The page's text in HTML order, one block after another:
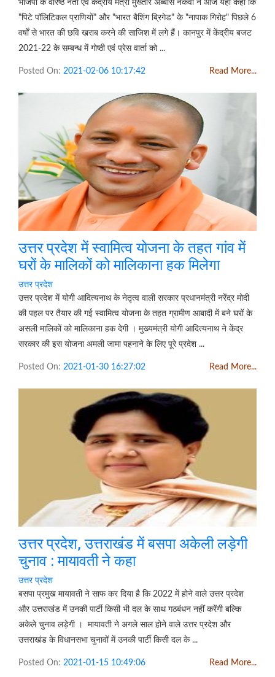
भाजपा के वरिष्ठ नेता एवं केंद्रीय मंत्री मुख्तार अब्बास नकवी ने आज यहाँ कहा कि
"पिटे पॉलिटिकल प्राणियों" और "भारत बैशिंग ब्रिगेड" के "नापाक गिरोह" पिछले 6
वर्षों से भारत की छवि खराब करने की साजिश में लगे हैं। कानपुर में केंद्रीय बजट
2021-22 के सम्बन्ध में गोष्ठी एवं प्रेस वार्ता को ...
Posted On: 2021-02-06 10:17:42 Read More...
उत्तर प्रदेश में स्वामित्व योजना के तहत गांव में
घरों के मालिकों को मालिकाना हक मिलेगा
उत्तर प्रदेश
उत्तर प्रदेश में योगी आदित्यनाथ के नेतृत्व वाली सरकार प्रधानमंत्री नरेंद्र मोदी
की पहल पर तैयार की गई स्वामित्व योजना के तहत ग्रामीण आबादी में बने घरों के
असली मालिकों को मालिकाना हक देगी । मुख्यमंत्री योगी आदित्यनाथ ने केंद्र
सरकार की इस योजना अमली जामा पहनाने के लिए पूरे प्रदेश ...
Posted On: 2021-01-30 16:27:02 Read More...
उत्तर प्रदेश, उत्तराखंड में बसपा अकेली लड़ेगी
चुनाव : मायावती ने कहा
उत्तर प्रदेश
बसपा प्रमुख मायावती ने साफ कर दिया है कि 2022 में होने वाले उत्तर प्रदेश
और उत्तराखंड में उनकी पार्टी किसी भी दल के साथ गठबंधन नहीं करेंगी बल्कि
अकेले चुनाव लड़ेगी । मायावती ने अगले साल होने वाले उत्तर प्रदेश और
उत्तराखंड के विधानसभा चुनावों में उनकी पार्टी किसी दल के ...
Posted On: 2021-01-15 10:49:06 Read More...